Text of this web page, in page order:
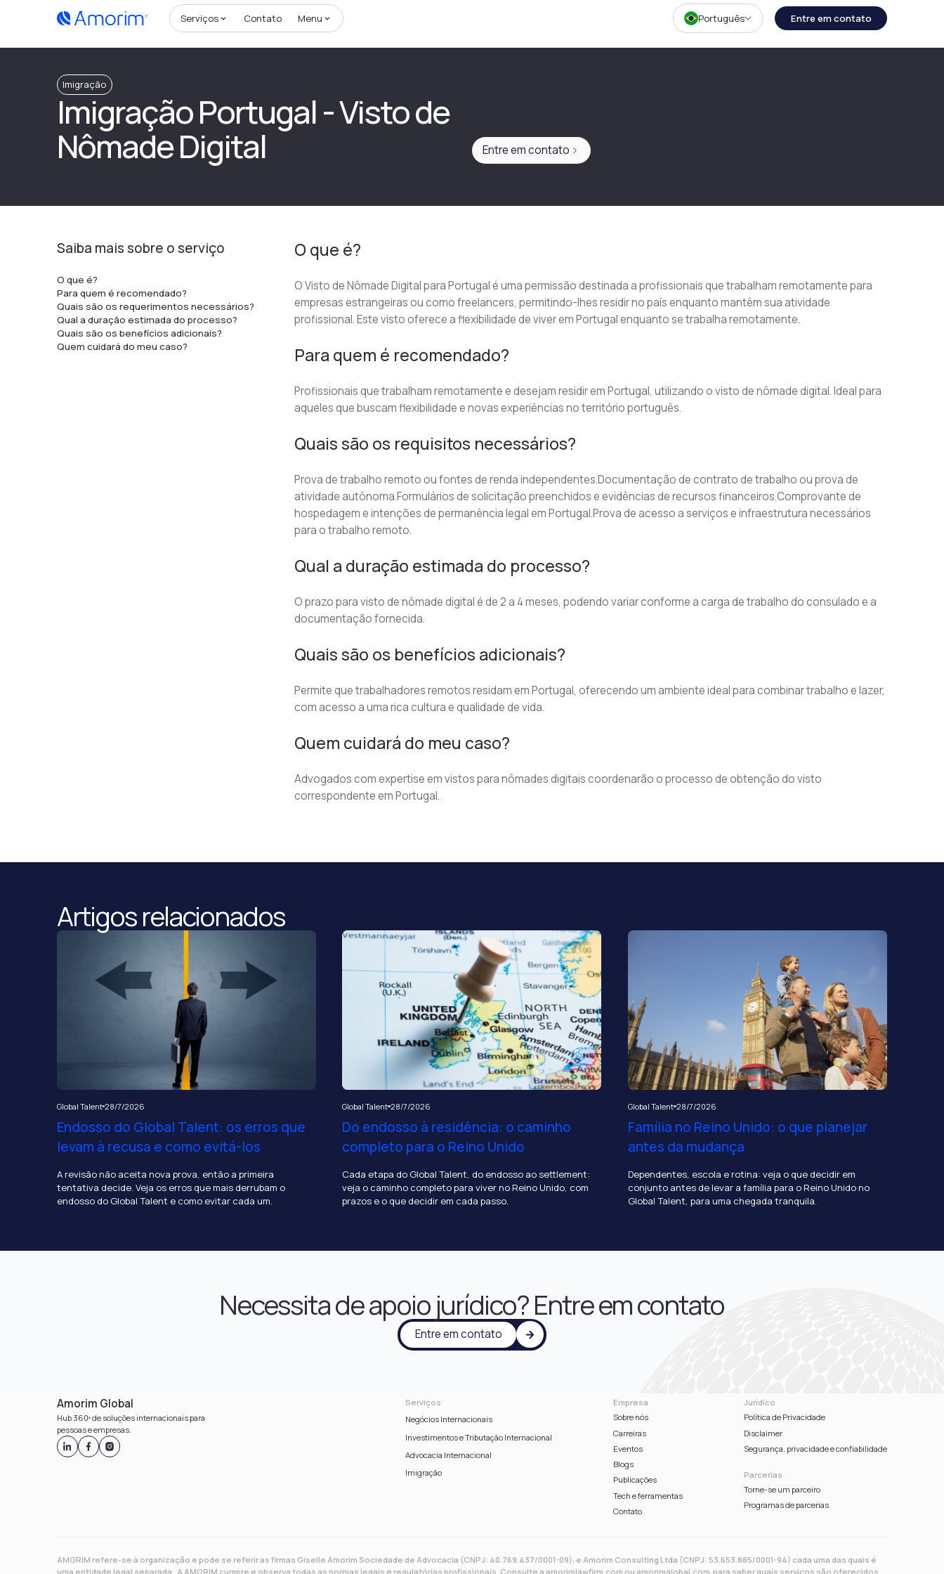
Serviços Contato Menu Português Entre em contato
Imigração
Imigração Portugal - Visto de
Nômade Digital Entre em contato
Saiba mais sobre o serviço
O que é?
Para quem é recomendado?
Quais são os requerimentos necessários?
Qual a duração estimada do processo?
Quais são os benefícios adicionais?
Quem cuidará do meu caso?
O que é?
O Visto de Nômade Digital para Portugal é uma permissão destinada a profissionais que trabalham remotamente para
empresas estrangeiras ou como freelancers, permitindo-lhes residir no país enquanto mantêm sua atividade
profissional. Este visto oferece a flexibilidade de viver em Portugal enquanto se trabalha remotamente.
Para quem é recomendado?
Profissionais que trabalham remotamente e desejam residir em Portugal, utilizando o visto de nômade digital. Ideal para
aqueles que buscam flexibilidade e novas experiências no território português.
Quais são os requisitos necessários?
Prova de trabalho remoto ou fontes de renda independentes.Documentação de contrato de trabalho ou prova de
atividade autônoma.Formulários de solicitação preenchidos e evidências de recursos financeiros.Comprovante de
hospedagem e intenções de permanência legal em Portugal.Prova de acesso a serviços e infraestrutura necessários
para o trabalho remoto.
Qual a duração estimada do processo?
O prazo para visto de nômade digital é de 2 a 4 meses, podendo variar conforme a carga de trabalho do consulado e a
documentação fornecida.
Quais são os benefícios adicionais?
Permite que trabalhadores remotos residam em Portugal, oferecendo um ambiente ideal para combinar trabalho e lazer,
com acesso a uma rica cultura e qualidade de vida.
Quem cuidará do meu caso?
Advogados com expertise em vistos para nômades digitais coordenarão o processo de obtenção do visto
correspondente em Portugal.
Artigos relacionados
Global Talent 28/7/2026
Endosso do Global Talent: os erros que
levam à recusa e como evitá-los
A revisão não aceita nova prova, então a primeira
tentativa decide. Veja os erros que mais derrubam o
endosso do Global Talent e como evitar cada um.
Global Talent 28/7/2026
Do endosso à residência: o caminho
completo para o Reino Unido
Cada etapa do Global Talent, do endosso ao settlement:
veja o caminho completo para viver no Reino Unido, com
prazos e o que decidir em cada passo.
Global Talent 28/7/2026
Família no Reino Unido: o que planejar
antes da mudança
Dependentes, escola e rotina: veja o que decidir em
conjunto antes de levar a família para o Reino Unido no
Global Talent, para uma chegada tranquila.
Necessita de apoio jurídico? Entre em contato
Entre em contato
Amorim Global
Hub 360º de soluções internacionais para
pessoas e empresas.
Serviços
Negócios Internacionais
Investimentos e Tributação Internacional
Advocacia Internacional
Imigração
Empresa
Sobre nós
Carreiras
Eventos
Blogs
Publicações
Tech e ferramentas
Contato
Jurídico
Política de Privacidade
Disclaimer
Segurança, privacidade e confiabilidade
Parcerias
Torne-se um parceiro
Programas de parcerias
AMORIM refere-se à organização e pode se referir as firmas Giselle Amorim Sociedade de Advocacia (CNPJ: 40.769.437/0001-09), e Amorim Consulting Ltda (CNPJ: 53.653.885/0001-94) cada uma das quais é
uma entidade legal separada. A AMORIM cumpre e observa todas as normas legais e regulatórias profissionais. Consulte a amorimlawfirm.com ou amorimglobal.com para saber quais serviços são oferecidos